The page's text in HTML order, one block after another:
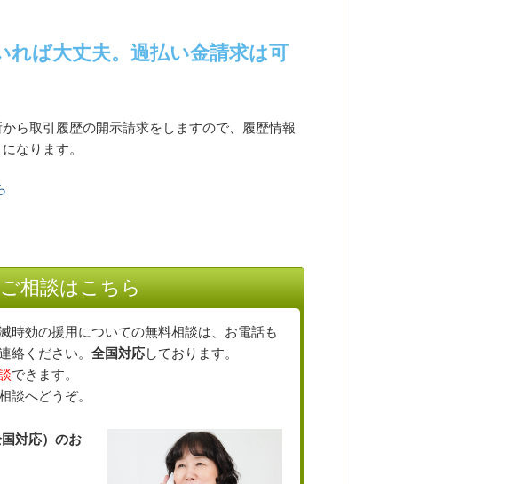
れば大丈夫。過払い金請求は可
ら取引履歴の開示請求をしますので、履歴情報
なります。
相談はこちら
時効の援用についての無料相談は、お電話も
絡ください。 全国対応しております。
できます。
談へどうぞ。
対応）のお